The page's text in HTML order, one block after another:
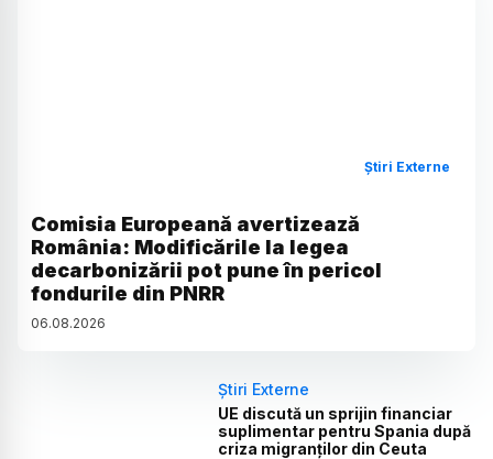
Știri Externe
Comisia Europeană avertizează
România: Modificările la legea
decarbonizării pot pune în pericol
fondurile din PNRR
06.08.2026
Știri Externe
UE discută un sprijin financiar
suplimentar pentru Spania după
criza migranților din Ceuta